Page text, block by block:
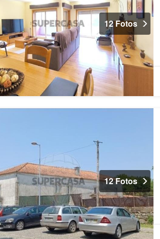
12 Fotos
12 Fotos